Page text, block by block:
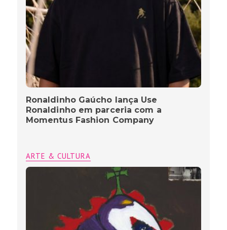
Ronaldinho Gaúcho lança Use
Ronaldinho em parceria com a
Momentus Fashion Company
ARTE & CULTURA